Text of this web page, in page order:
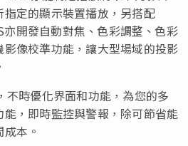
定的顯示裝置播放，另搭配
亦開發自動對焦、色彩調整、色彩
像校準功能，讓大型場域的投影
不時優化界面和功能，為您的多
，即時監控與警報，除可節省能
本。